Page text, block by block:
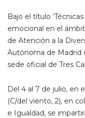
Bajo el título
emocional en el
de Atención a la
Autónoma de Madrid
sede oficial de Tres
Del 4 al 7 de julio, en
(C/del viento, 2), en
e Igualdad, se